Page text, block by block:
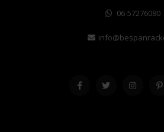
06-57276080